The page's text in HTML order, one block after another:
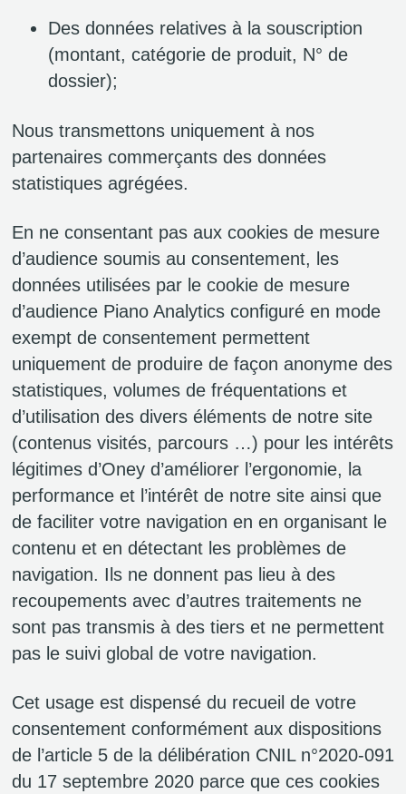
Des données relatives à la souscription
(montant, catégorie de produit, N° de
dossier);
Nous transmettons uniquement à nos
partenaires commerçants des données
statistiques agrégées.
En ne consentant pas aux cookies de mesure
d’audience soumis au consentement, les
données utilisées par le cookie de mesure
d’audience Piano Analytics configuré en mode
exempt de consentement permettent
uniquement de produire de façon anonyme des
statistiques, volumes de fréquentations et
d’utilisation des divers éléments de notre site
(contenus visités, parcours …) pour les intérêts
légitimes d’Oney d’améliorer l’ergonomie, la
performance et l’intérêt de notre site ainsi que
de faciliter votre navigation en en organisant le
contenu et en détectant les problèmes de
navigation. Ils ne donnent pas lieu à des
recoupements avec d’autres traitements ne
sont pas transmis à des tiers et ne permettent
pas le suivi global de votre navigation.
Cet usage est dispensé du recueil de votre
consentement conformément aux dispositions
de l’article 5 de la délibération CNIL n°2020-091
du 17 septembre 2020 parce que ces cookies